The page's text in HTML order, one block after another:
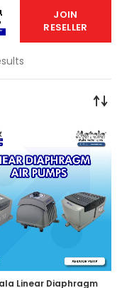
JOIN
RESELLER
Linear Diaphragm